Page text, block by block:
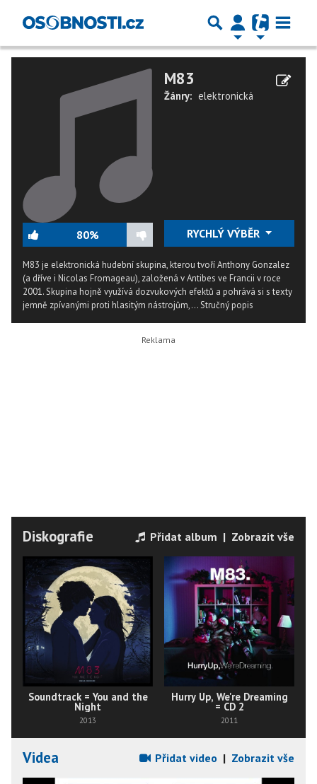
80%
M83
Žánry: elektronická
RYCHLÝ VÝBĚR
M83 je elektronická hudební skupina, kterou tvoří Anthony Gonzalez
(a dříve i Nicolas Fromageau), založená v Antibes ve Francii v roce
2001. Skupina hojně využívá dozvukových efektů a pohrává si s texty
jemně zpívanými proti hlasitým nástrojům,...Stručný popis
Diskografie Přidat album | Zobrazit vše
Soundtrack = You and the
Night
2013
Hurry Up, We're Dreaming
= CD 2
2011
Videa Přidat video | Zobrazit vše